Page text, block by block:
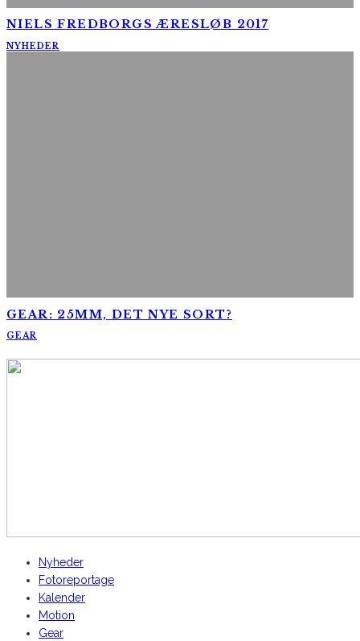
NIELS FREDBORGS ÆRESLØB 2017
NYHEDER
GEAR: 25MM, DET NYE SORT?
GEAR
Nyheder
Fotoreportage
Kalender
Motion
Gear